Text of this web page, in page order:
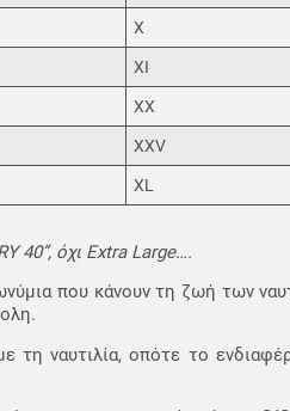
X
XI
XX
XXV
XL
40”, όχι Extra Large….
που κάνουν τη ζωή των
τη ναυτιλία, οπότε το